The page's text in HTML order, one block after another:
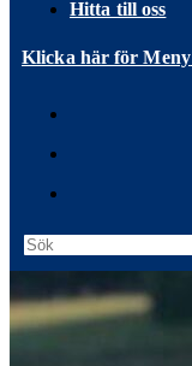
Hitta till oss
Klicka här för Meny